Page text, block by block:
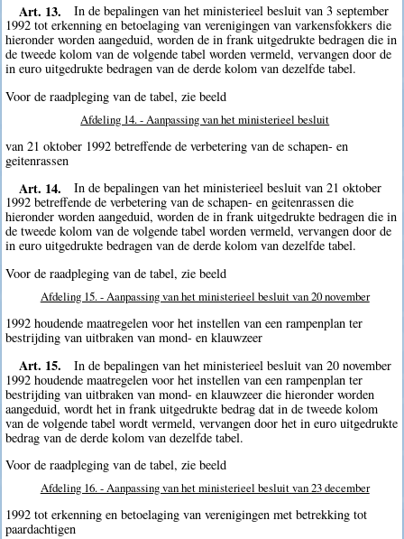
Art. 13.
In de bepalingen van het ministerieel besluit van 3 september
1992 tot erkenning en betoelaging van verenigingen van varkensfokkers die
hieronder worden aangeduid, worden de in frank uitgedrukte bedragen die in
de tweede kolom van de volgende tabel worden vermeld, vervangen door de
in euro uitgedrukte bedragen van de derde kolom van dezelfde tabel.
Voor de raadpleging van de tabel, zie beeld
Afdeling 14. - Aanpassing van het ministerieel besluit
van 21 oktober 1992 betreffende de verbetering van de schapen- en
geitenrassen
Art. 14.
In de bepalingen van het ministerieel besluit van 21 oktober
1992 betreffende de verbetering van de schapen- en geitenrassen die
hieronder worden aangeduid, worden de in frank uitgedrukte bedragen die in
de tweede kolom van de volgende tabel worden vermeld, vervangen door de
in euro uitgedrukte bedragen van de derde kolom van dezelfde tabel.
Voor de raadpleging van de tabel, zie beeld
Afdeling 15. - Aanpassing van het ministerieel besluit van 20 november
1992 houdende maatregelen voor het instellen van een rampenplan ter
bestrijding van uitbraken van mond- en klauwzeer
Art. 15.
In de bepalingen van het ministerieel besluit van 20 november
1992 houdende maatregelen voor het instellen van een rampenplan ter
bestrijding van uitbraken van mond- en klauwzeer die hieronder worden
aangeduid, wordt het in frank uitgedrukte bedrag dat in de tweede kolom
van de volgende tabel wordt vermeld, vervangen door het in euro uitgedrukte
bedrag van de derde kolom van dezelfde tabel.
Voor de raadpleging van de tabel, zie beeld
Afdeling 16. - Aanpassing van het ministerieel besluit van 23 december
1992 tot erkenning en betoelaging van verenigingen met betrekking tot
paardachtigen